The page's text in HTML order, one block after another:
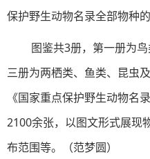
保护野生动物名录全部物种的
图鉴共3册，第一册为
三册为两栖类、鱼类、昆虫
《国家重点保护野生动物名
2100余张，以图文形式展现
布范围等。（范梦圆）